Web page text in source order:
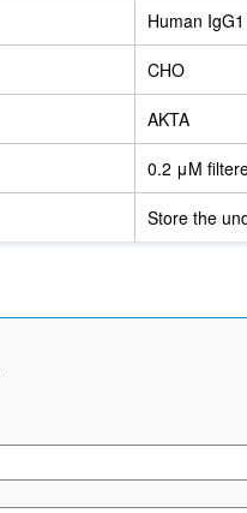
Human IgG1
CHO
AKTA
0.2 μM
Store the